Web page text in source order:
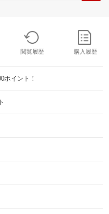
閲覧履歴 購入履歴
ポイント！